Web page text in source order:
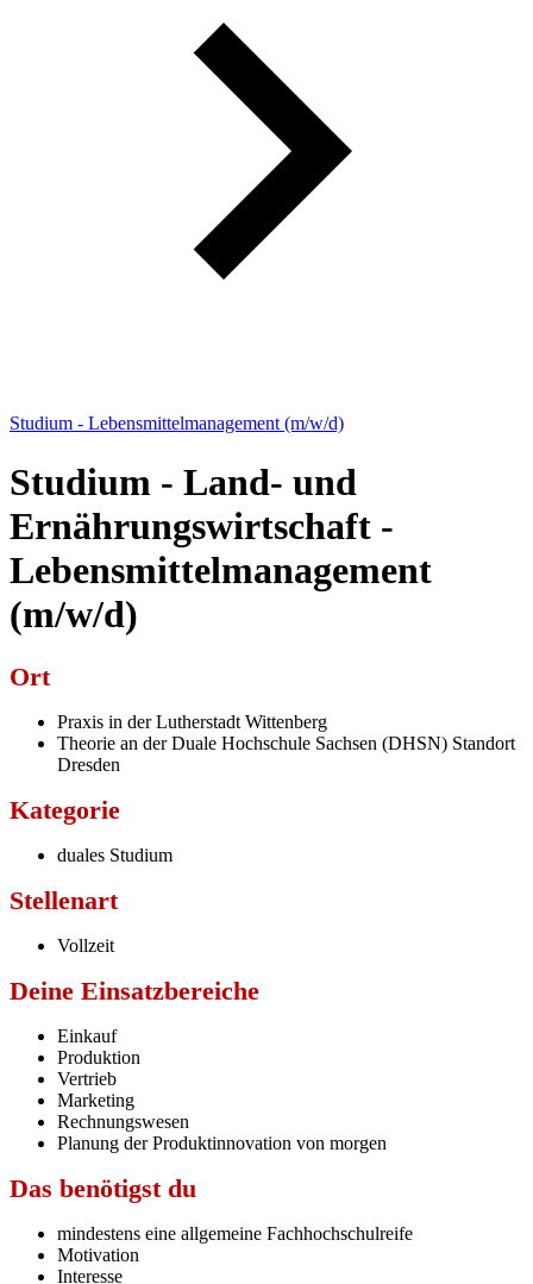
Studium - Lebensmittelmanagement (m/w/d)
Studium - Land- und
Ernährungswirtschaft -
Lebensmittelmanagement
(m/w/d)
Ort
Praxis in der Lutherstadt Wittenberg
Theorie an der Duale Hochschule Sachsen (DHSN) Standort
Dresden
Kategorie
duales Studium
Stellenart
Vollzeit
Deine Einsatzbereiche
Einkauf
Produktion
Vertrieb
Marketing
Rechnungswesen
Planung der Produktinnovation von morgen
Das benötigst du
mindestens eine allgemeine Fachhochschulreife
Motivation
Interesse